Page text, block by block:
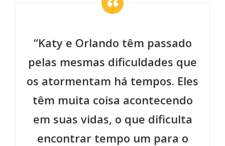
“Katy e Orlando têm passado
pelas mesmas dificuldades que
os atormentam há tempos. Eles
têm muita coisa acontecendo
em suas vidas, o que dificulta
encontrar tempo um para o